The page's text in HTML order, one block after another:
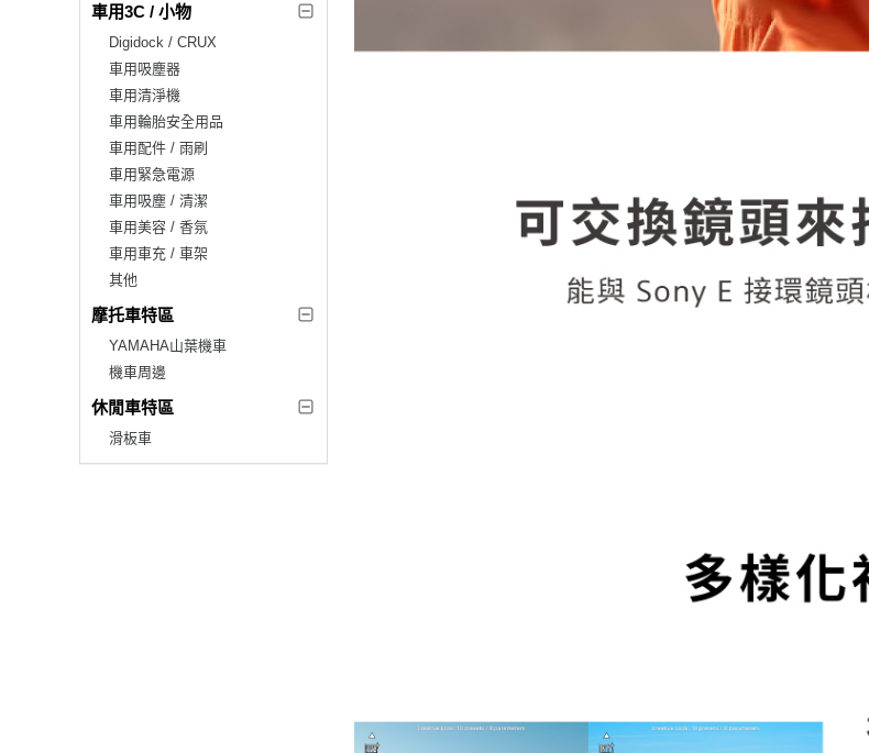
車用3C / 小物
Digidock / CRUX
車用吸塵器
車用清淨機
車用輪胎安全用品
車用配件 / 雨刷
車用緊急電源
車用吸塵 / 清潔
車用美容 / 香氛
車用車充 / 車架
其他
摩托車特區
YAMAHA山葉機車
機車周邊
休閒車特區
滑板車